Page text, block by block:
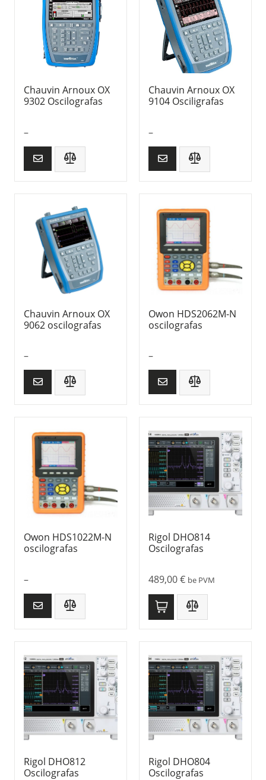
Chauvin Arnoux OX
9302 Oscilografas
–
Chauvin Arnoux OX
9104 Osciligrafas
–
Chauvin Arnoux OX
9062 oscilografas
–
Owon HDS2062M-N
oscilografas
–
Owon HDS1022M-N
oscilografas
–
Rigol DHO814
Oscilografas
489,00€ be PVM
Rigol DHO812
Oscilografas
Rigol DHO804
Oscilografas